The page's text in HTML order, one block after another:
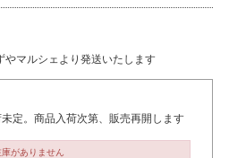
やマルシェより発送いたします
定。商品入荷次第、販売再開します
庫がありません